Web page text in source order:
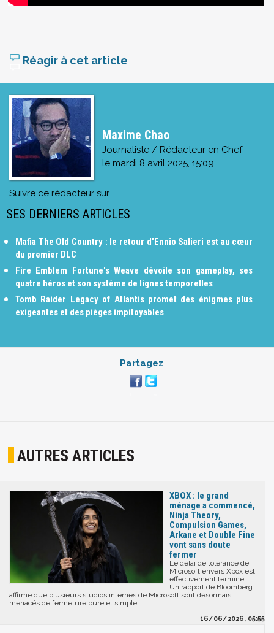
Réagir à cet article
Maxime Chao
Journaliste / Rédacteur en Chef
le mardi 8 avril 2025, 15:09
Suivre ce rédacteur sur
SES DERNIERS ARTICLES
Mafia The Old Country : le retour d'Ennio Salieri est au cœur
du premier DLC
Fire Emblem Fortune's Weave dévoile son gameplay, ses
quatre héros et son système de lignes temporelles
Tomb Raider Legacy of Atlantis promet des énigmes plus
exigeantes et des pièges impitoyables
Partagez
AUTRES ARTICLES
XBOX : le grand
ménage a commencé,
Ninja Theory,
Compulsion Games,
Arkane et Double Fine
vont sans doute
fermer
Le délai de tolérance de
Microsoft envers Xbox est
effectivement terminé.
Un rapport de Bloomberg
affirme que plusieurs studios internes de Microsoft sont désormais
menacés de fermeture pure et simple.
16/06/2026, 05:55